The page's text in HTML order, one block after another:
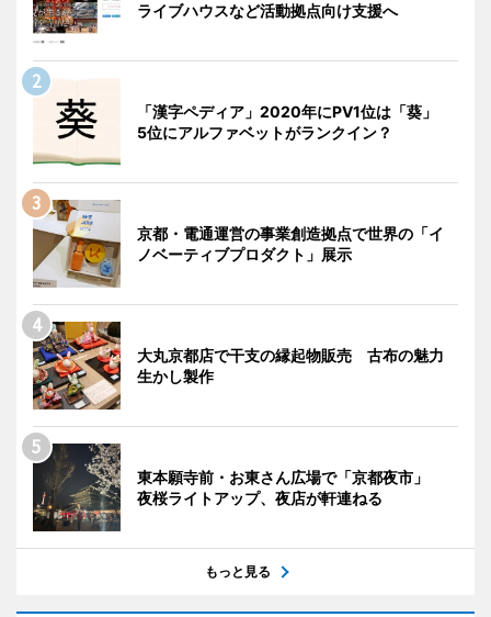
ライブハウスなど活動拠点向け支援へ
「漢字ペディア」2020年にPV1位は「葵」
5位にアルファベットがランクイン？
京都・電通運営の事業創造拠点で世界の「イ
ノベーティブプロダクト」展示
大丸京都店で干支の縁起物販売 古布の魅力
生かし製作
東本願寺前・お東さん広場で「京都夜市」
夜桜ライトアップ、夜店が軒連ねる
もっと見る